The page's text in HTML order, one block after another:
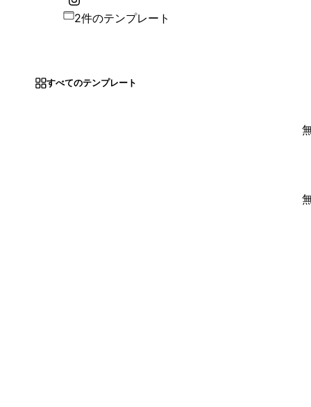
2件のテンプレート
すべてのテンプレート